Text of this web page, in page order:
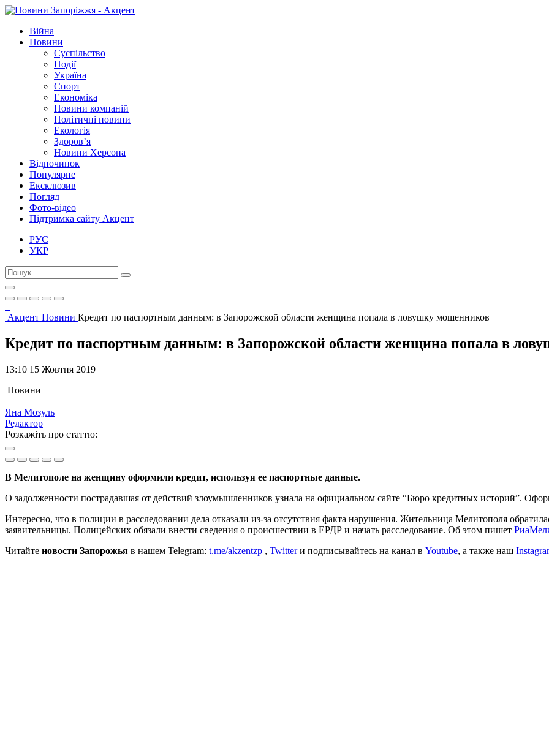
Війна
Новини
Суспільство
Події
Україна
Спорт
Економіка
Новини компаній
Політичні новини
Екологія
Здоров’я
Новини Херсона
Відпочинок
Популярне
Ексклюзив
Погляд
Фото-відео
Підтримка сайту Акцент
РУС
УКР
Акцент Новини Кредит по паспортным данным: в Запорожской области женщина попала в ловушку мошенников
Кредит по паспортным данным: в Запорожской области женщина попала в
13:10 15 Жовтня 2019
Новини
Яна Мозуль
Редактор
Розкажіть про статтю:
В Мелитополе на женщину оформили кредит, используя ее паспортные данные.
О задолженности пострадавшая от действий злоумышленников узнала на официальном сайте “Бюро кредитных историй”.
Интересно, что в полиции в расследовании дела отказали из-за отсутствия факта нарушения. Жительница Мелитополя
заявительницы. Полицейских обязали внести сведения о происшествии в ЕРДР и начать расследование. Об этом пишет
Читайте новости Запорожья в нашем Telegram: t.me/akzentzp , Twitterи подписывайтесь на канал в Youtube, а также наш